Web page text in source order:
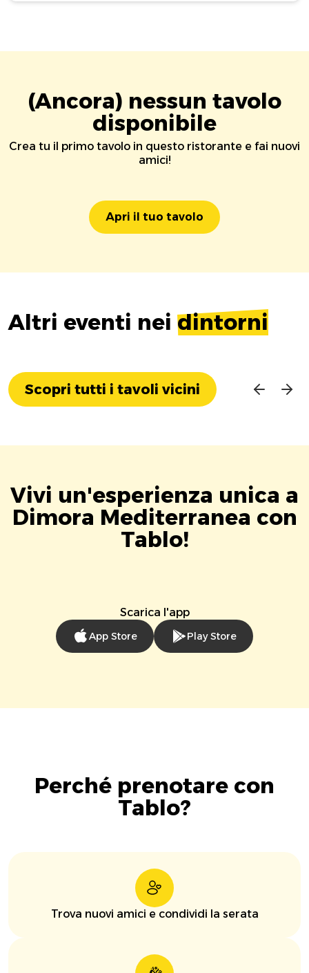
(Ancora) nessun tavolo
disponibile
Crea tu il primo tavolo in questo ristorante e fai nuovi
amici!
Apri il tuo tavolo
Altri eventi nei dintorni
Scopri tutti i tavoli vicini
Vivi un'esperienza unica a
Dimora Mediterranea con
Tablo!
Scarica l'app
App Store Play Store
Perché prenotare con
Tablo?
Trova nuovi amici e condividi la serata